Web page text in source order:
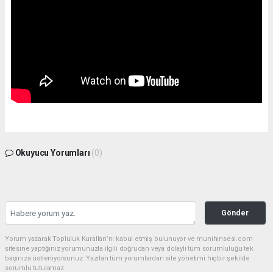
Okuyucu Yorumları (0)
Gönder
Yorum yazarak Topluluk Kuralları’nı kabul etmiş bulunuyor ve munihinsesi.com
sitesine yaptığınız yorumunuzla ilgili doğrudan veya dolaylı tüm sorumluluğu tek
başınıza üstleniyorsunuz. Yazılan tüm yorumlardan site yönetimi hiçbir şekilde
sorumlu tutulamaz.